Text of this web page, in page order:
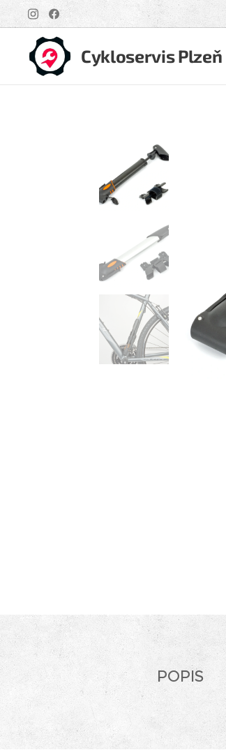
Cykloservis Plzeň
POPIS